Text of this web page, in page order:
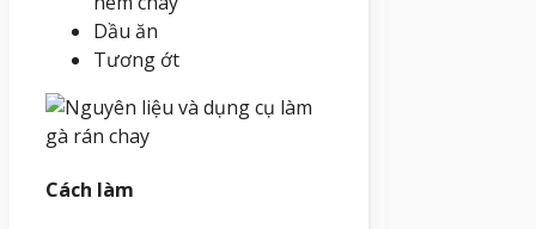
Dầu ăn
Tương ớt
Cách làm